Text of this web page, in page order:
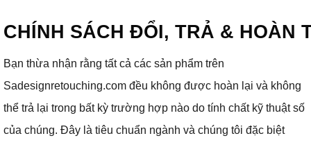
CHÍNH SÁCH ĐỔI, TRẢ & HOÀN
Bạn thừa nhận rằng tất cả các sản phẩm trên
Sadesignretouching.com đều không được hoàn lại và không
thể trả lại trong bất kỳ trường hợp nào do tính chất kỹ thuật số
của chúng. Đây là tiêu chuẩn ngành và chúng tôi đặc biệt